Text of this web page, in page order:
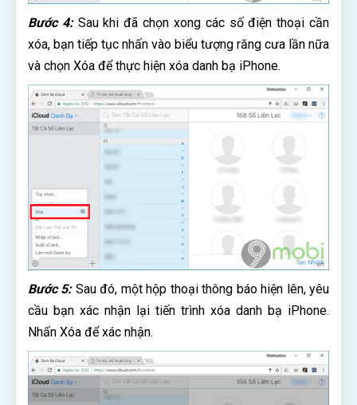
Bước 4:Sau khi đã chọn xong các số điện thoại cần
xóa, bạn tiếp tục nhấn vào biểu tượng răng cưa lần nữa
và chọn Xóa để thực hiện xóa danh bạ iPhone.
Bước 5: Sau đó, một hộp thoại thông báo hiện lên, yêu
cầu bạn xác nhận lại tiến trình xóa danh bạ iPhone.
Nhấn Xóa để xác nhận.